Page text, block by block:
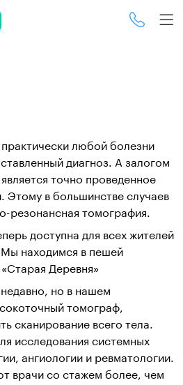
любой болезни
диагноз. А залогом
точно проведенное
Этому в большинстве случаев
резонансная томография.
доступна для всех жителей
находимся в пешей
Деревня»
но в нашем
томограф,
сканирование всего тела.
исследования системных
ангиологии и ревматологии.
врачи со стажем более, чем